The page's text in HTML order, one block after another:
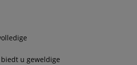
u geweldige